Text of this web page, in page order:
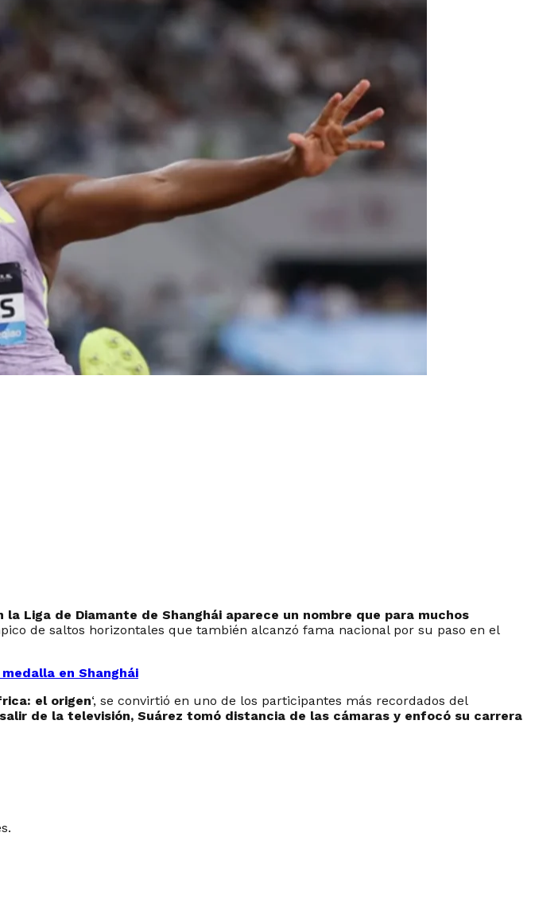
Liga de Diamante de Shanghái aparece un nombre que para muchos
de saltos horizontales que también alcanzó fama nacional por su paso en el
en Shanghái
el origen‘, se convirtió en uno de los participantes más recordados del
de la televisión, Suárez tomó distancia de las cámaras y enfocó su carrera